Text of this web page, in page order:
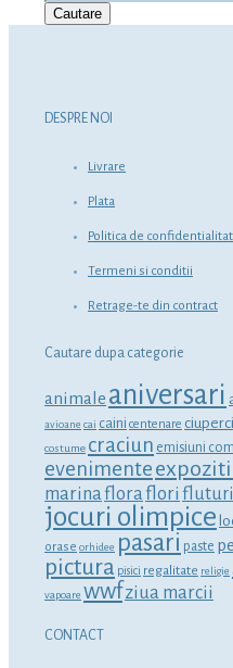
după:
Cautare
DESPRE NOI
Livrare
Plata
Politica de
Termeni si conditii
Retrage-te din contract
Cautare dupa categorie
animale aniversari
avioane cai caini centenare ciuperci
costume craciun emisiuni
evenimente
marinafloraflori fluturi
jocuri olimpice
orase orhidee pasari paste
pictura pisici regalitate religie
vapoare wwfziua marcii
CONTACT